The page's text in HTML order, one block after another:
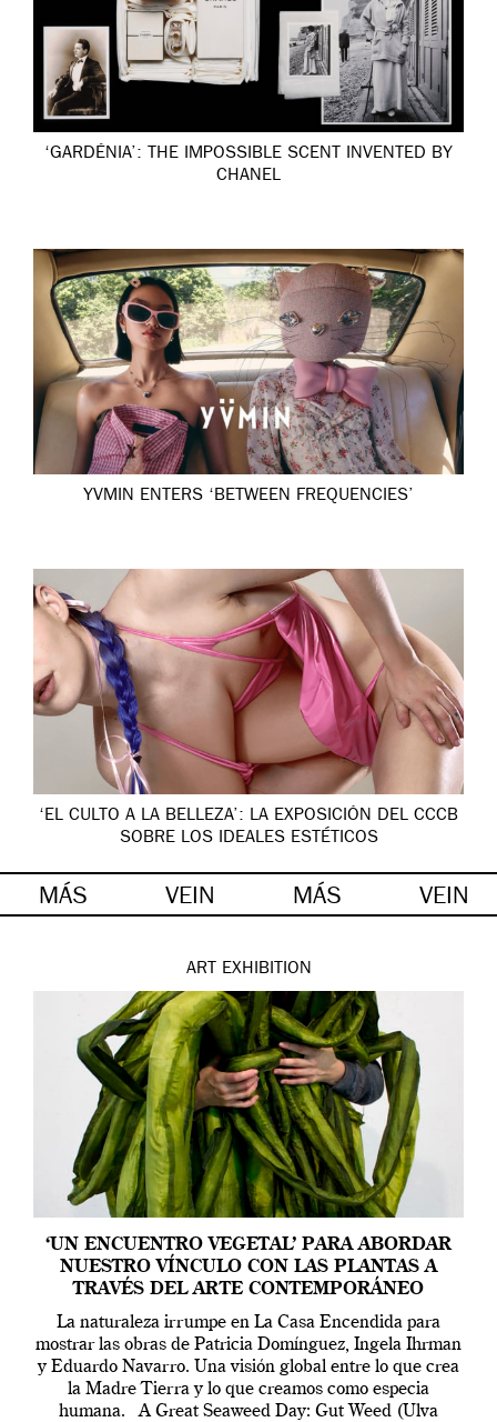
‘GARDÉNIA’: THE IMPOSSIBLE SCENT INVENTED BY
CHANEL
YVMIN ENTERS ‘BETWEEN FREQUENCIES’
‘EL CULTO A LA BELLEZA’: LA EXPOSICIÓN DEL CCCB
SOBRE LOS IDEALES ESTÉTICOS
MÁS VEIN MÁS VEIN
ART EXHIBITION
‘UN ENCUENTRO VEGETAL’ PARA ABORDAR
NUESTRO VÍNCULO CON LAS PLANTAS A
TRAVÉS DEL ARTE CONTEMPORÁNEO
La naturaleza irrumpe en La Casa Encendida para
mostrar las obras de Patricia Domínguez, Ingela Ihrman
y Eduardo Navarro. Una visión global entre lo que crea
la Madre Tierra y lo que creamos como especia
humana. A Great Seaweed Day: Gut Weed (Ulva